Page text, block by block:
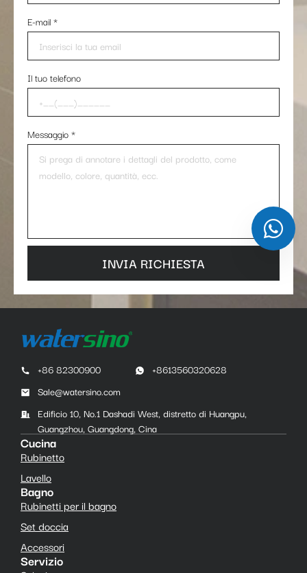
E-mail*
Il tuo telefono
Messaggio*
INVIA RICHIESTA
+86 82300900
+8613560320628
Sale@watersino.com
Edificio 10, No.1 Dashadi West, distretto di Huangpu,
Guangzhou, Guangdong, Cina
Cucina
Rubinetto
Lavello
Bagno
Rubinetti per il bagno
Set doccia
Accessori
Servizio